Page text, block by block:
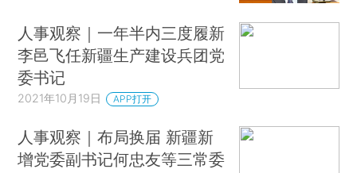
人事观察｜一年半内三度履新
李邑飞任新疆生产建设兵团党
委书记
2021年10月19日 APP打开
人事观察｜布局换届 新疆新
增党委副书记何忠友等三常委